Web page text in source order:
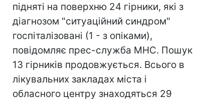
підняті на поверхню 24 гірники, які з
діагнозом "ситуаційний синдром"
госпіталізовані (1 - з опіками),
повідомляє прес-служба МНС. Пошук
13 гірників продовжується. Всього в
лікувальних закладах міста і
обласного центру знаходяться 29